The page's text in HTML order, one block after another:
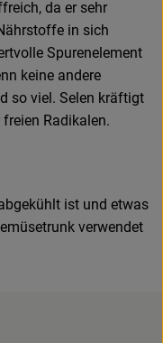
da er sehr
in sich
Spurenelement
keine andere
so viel. Selen kräftigt
Radikalen.
ist und etwas
verwendet